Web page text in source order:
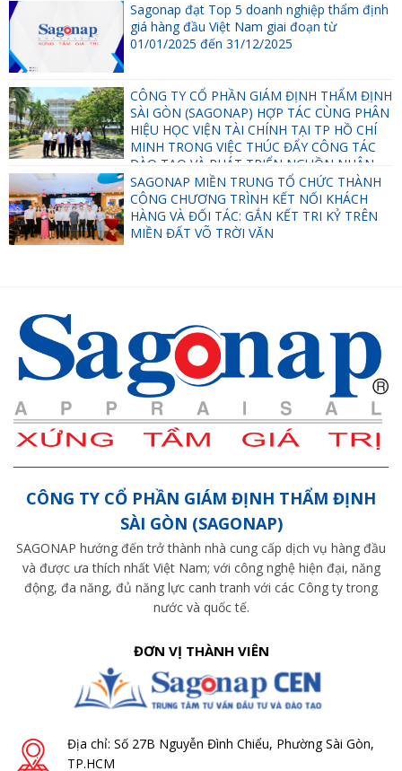
Sagonap đạt Top 5 doanh nghiệp thẩm định
giá hàng đầu Việt Nam giai đoạn từ
01/01/2025 đến 31/12/2025
CÔNG TY CỔ PHẦN GIÁM ĐỊNH THẨM ĐỊNH
SÀI GÒN (SAGONAP) HỢP TÁC CÙNG PHÂN
HIỆU HỌC VIỆN TÀI CHÍNH TẠI TP HỒ CHÍ
MINH TRONG VIỆC THÚC ĐẨY CÔNG TÁC
ĐÀO TẠO VÀ PHÁT TRIỂN NGUỒN NHÂN
LỰC.
SAGONAP MIỀN TRUNG TỔ CHỨC THÀNH
CÔNG CHƯƠNG TRÌNH KẾT NỐI KHÁCH
HÀNG VÀ ĐỐI TÁC: GẮN KẾT TRI KỶ TRÊN
MIỀN ĐẤT VÕ TRỜI VĂN
CÔNG TY CỔ PHẦN GIÁM ĐỊNH THẨM ĐỊNH
SÀI GÒN (SAGONAP)
SAGONAP hướng đến trở thành nhà cung cấp dịch vụ hàng đầu
và được ưa thích nhất Việt Nam; với công nghệ hiện đại, năng
động, đa năng, đủ năng lực canh tranh với các Công ty trong
nước và quốc tế.
ĐƠN VỊ THÀNH VIÊN
Địa chỉ: Số 27B Nguyễn Đình Chiểu, Phường Sài Gòn,
TP.HCM